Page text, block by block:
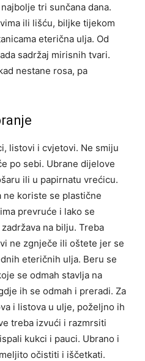
tri sunčana dana.
ili lišću, biljke tijekom
eterična ulja. Od
sadržaj mirisnih tvari.
nestane rosa, pa
listovi i cvjetovi. Ne smiju
po sebi. Ubrane dijelove
ili u papirnatu vrećicu.
koriste se plastične
prevruće i lako se
na bilju. Treba
ne zgnječe ili oštete jer se
eteričnih ulja. Beru se
se odmah stavlja na
ih se odmah i preradi. Za
i listova u ulje, poželjno ih
treba izvući i razmrsiti
kukci i pauci. Ubrano i
očistiti i iščetkati.